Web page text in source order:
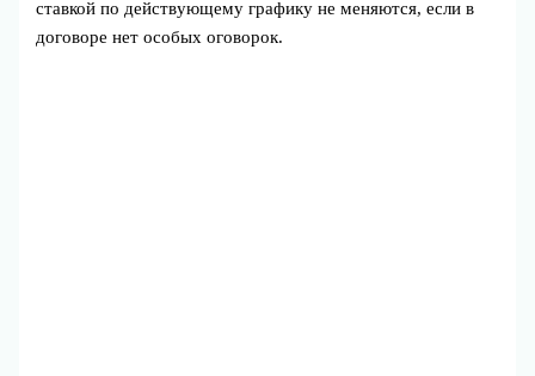
ставкой по действующему графику не меняются, если в
договоре нет особых оговорок.